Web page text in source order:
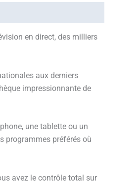
en direct, des milliers
aux derniers
impressionnante de
une tablette ou un
programmes préférés où
avez le contrôle total sur